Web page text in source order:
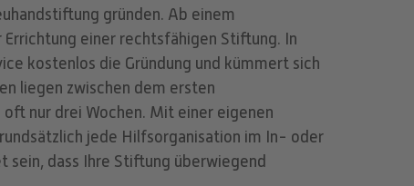
gründen. Ab einem
einer rechtsfähigen Stiftung. In
kostenlos die Gründung und kümmert sich
liegen zwischen dem ersten
nur drei Wochen. Mit einer eigenen
jede Hilfsorganisation im In- oder
sein, dass Ihre Stiftung überwiegend